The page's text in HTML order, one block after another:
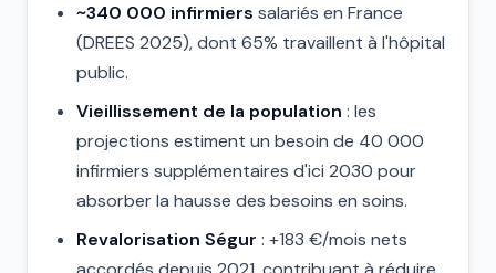
~340 000 infirmiers salariés en France
(DREES 2025), dont 65% travaillent à l'hôpital
public.
Vieillissement de la population : les
projections estiment un besoin de 40 000
infirmiers supplémentaires d'ici 2030 pour
absorber la hausse des besoins en soins.
Revalorisation Ségur : +183 €/mois nets